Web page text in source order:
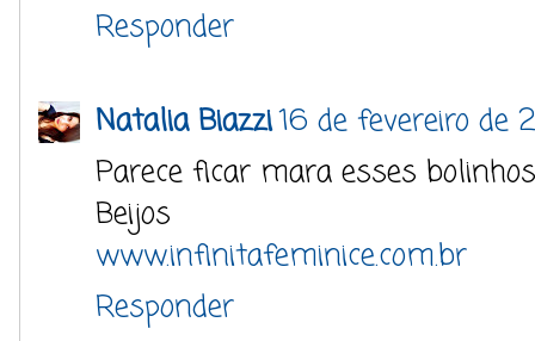
Responder
Natalia Biazzi16 de fevereiro de
Parece ficar mara esses
Beijos
www.infinitafeminice.com.br
Responder